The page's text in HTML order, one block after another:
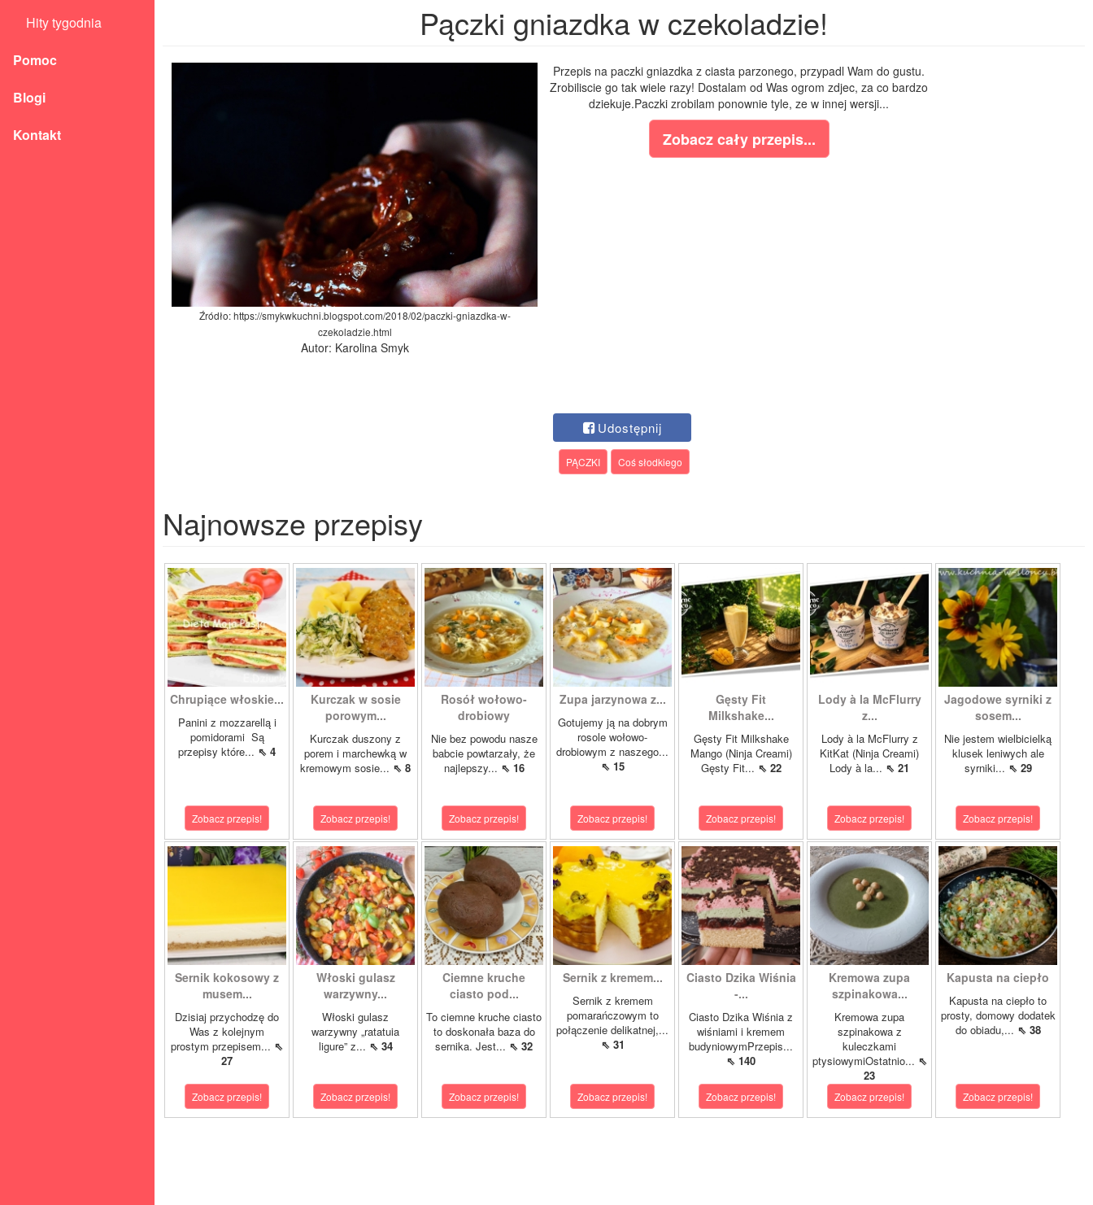
Hity tygodnia
Pomoc
Blogi
Kontakt
Pączki gniazdka w czekoladzie!
Źródło: https://smykwkuchni.blogspot.com/2018/02/paczki-gniazdka-w-
czekoladzie.html
Autor: Karolina Smyk
Przepis na paczki gniazdka z ciasta parzonego, przypadl Wam do gustu.
Zrobiliscie go tak wiele razy! Dostalam od Was ogrom zdjec, za co bardzo
dziekuje.Paczki zrobilam ponownie tyle, ze w innej wersji...
Zobacz cały przepis...
Udostępnij
PĄCZKI Coś słodkiego
Najnowsze przepisy
Chrupiące włoskie...
Panini z mozzarellą i
pomidorami Są
przepisy które... ⇖ 4
Zobacz przepis!
Kurczak w sosie
porowym...
Kurczak duszony z
porem i marchewką w
kremowym sosie... ⇖ 8
Zobacz przepis!
Rosół wołowo-
drobiowy
Nie bez powodu nasze
babcie powtarzały, że
najlepszy... ⇖ 16
Zobacz przepis!
Zupa jarzynowa z...
Gotujemy ją na dobrym
rosole wołowo-
drobiowym z naszego...
⇖ 15
Zobacz przepis!
Gęsty Fit
Milkshake...
Gęsty Fit Milkshake
Mango (Ninja Creami)
Gęsty Fit... ⇖ 22
Zobacz przepis!
Lody à la McFlurry
z...
Lody à la McFlurry z
KitKat (Ninja Creami)
Lody à la... ⇖ 21
Zobacz przepis!
Jagodowe syrniki z
sosem...
Nie jestem wielbicielką
klusek leniwych ale
syrniki... ⇖ 29
Zobacz przepis!
Sernik kokosowy z
musem...
Dzisiaj przychodzę do
Was z kolejnym
prostym przepisem... ⇖
27
Zobacz przepis!
Włoski gulasz
warzywny...
Włoski gulasz
warzywny „ratatuia
ligure” z... ⇖ 34
Zobacz przepis!
Ciemne kruche
ciasto pod...
To ciemne kruche ciasto
to doskonała baza do
sernika. Jest... ⇖ 32
Zobacz przepis!
Sernik z kremem...
Sernik z kremem
pomarańczowym to
połączenie delikatnej,...
⇖ 31
Zobacz przepis!
Ciasto Dzika Wiśnia
-...
Ciasto Dzika Wiśnia z
wiśniami i kremem
budyniowymPrzepis...
⇖ 140
Zobacz przepis!
Kremowa zupa
szpinakowa...
Kremowa zupa
szpinakowa z
kuleczkami
ptysiowymiOstatnio... ⇖
23
Zobacz przepis!
Kapusta na ciepło
Kapusta na ciepło to
prosty, domowy dodatek
do obiadu,... ⇖ 38
Zobacz przepis!